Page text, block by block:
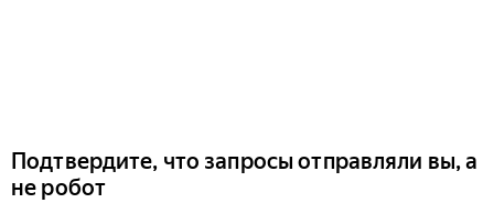
Подтвердите, что запросы отправляли вы, а
не робот